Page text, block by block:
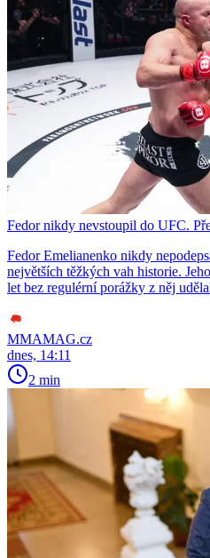
Fedor nikdy nevstoupil do UFC.
Fedor Emelianenko nikdy
největších těžkých vah historie.
let bez regulérní porážky z něj
MMAMAG.cz
dnes, 14:11
2 min